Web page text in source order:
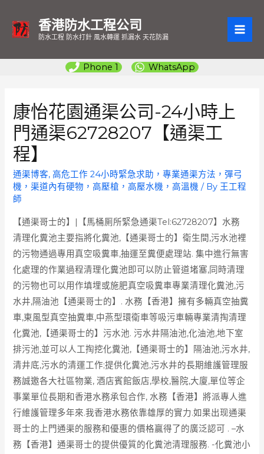
香港防水工程公司
防水工程 防水打針 風水轉運 抓漏水 天花防漏
Phone 1 WhatsApp
康怡花園通渠公司-24小時上
門通渠62728207【通渠工
程】
通渠博客,高危工作 24小時緊急求助，專業通渠方法，彈弓
機，渠道內有硬物，高壓槍，高壓水機，高溫機 / By 王工程
師
【通渠哥士的】|【馬桶厠所緊急通渠Tel:62728207】水務
清理化糞池主要指將化糞池,【通渠哥士的】衛生間,污水池裡
的污物通過專用真空吸糞車,抽運至糞便處理站. 集中進行無害
化處理的作業過程清理化糞池即可以防止管道堵塞,同時清理
的污物也可以用作填埋或施肥真空吸糞車專業清理化糞池,污
水井,隔油池【通渠哥士的】. 水務【香港】擁有多輛真空抽糞
車,東風型真空抽糞車,中燕型環衛車等吸污車輛專業清掏清理
化糞池,【通渠哥士的】污水池. 污水井隔油池,化油池,地下室
排污池,並可以人工掏挖化糞池,【通渠哥士的】隔油池,污水井,
清井底,污水的清運工作;提供化糞池,污水井的長期維護管理服
務誠邀各大社區物業, 酒店賓館飯店,學校,醫院,大廈,單位等企
事業單位長期和香港水務承包合作, 水務【香港】將派專人進
行維護管理多年來.我香港水務依靠雄厚的實力.如果出现通渠
哥士的上門通渠的服務和優惠的價格贏得了的廣泛認可 . –水
務【香港】通渠哥士的提供優質的化糞池清理服務. -化糞池小